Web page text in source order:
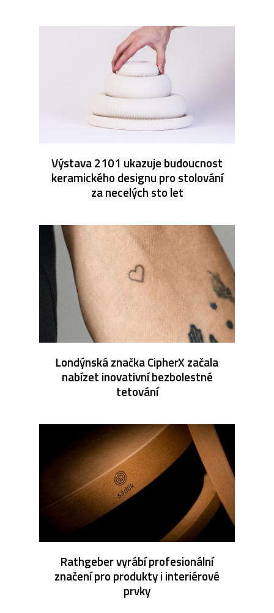
Výstava 2101 ukazuje budoucnost
keramického designu pro stolování
za necelých sto let
Londýnská značka CipherX začala
nabízet inovativní bezbolestné
tetování
Rathgeber vyrábí profesionální
značení pro produkty i interiérové
prvky